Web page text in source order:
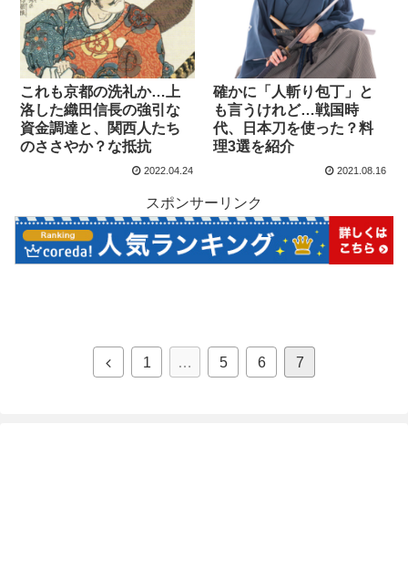
これも京都の洗礼か…上
洛した織田信長の強引な
資金調達と、関西人たち
のささやか？な抵抗
2022.04.24
確かに「人斬り包丁」と
も言うけれど…戦国時
代、日本刀を使った？料
理3選を紹介
2021.08.16
スポンサーリンク
1 … 5 6 7